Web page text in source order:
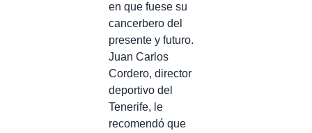
en que fuese su
cancerbero del
presente y futuro.
Juan Carlos
Cordero, director
deportivo del
Tenerife, le
recomendó que